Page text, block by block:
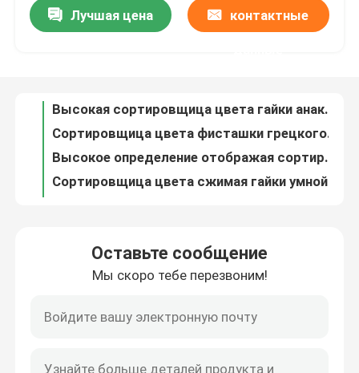
О нас
Проверка качества
Свяжитесь мы
Спросите цитату
Сортировщица цвета риса
сортировщица цвета зерна
Лучшая цена контактные
Высокая сортировщица цвета гайки анакардии фисташки разрешения
Сортировщица цвета анакардии ламп СИД камер CCD чокнутая
Пшеница филируя машину Multitasking автоматического цвета сортируя
Сортировщица цвета уникальных дефектов алгоритма крошечных оптически
Оставьте сообщение
Мы скоро тебе перезвоним!